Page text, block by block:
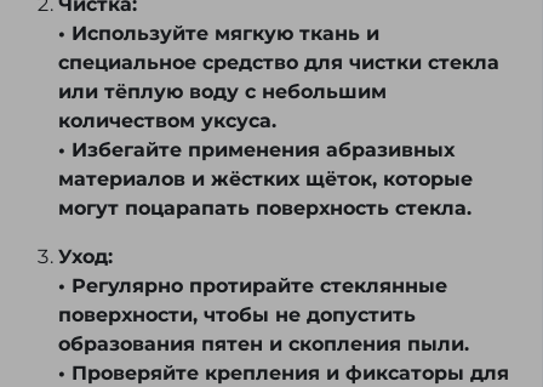
• Используйте мягкую ткань и
специальное средство для чистки стекла
или тёплую воду с небольшим
количеством уксуса.
• Избегайте применения абразивных
материалов и жёстких щёток, которые
могут поцарапать поверхность стекла.
Уход:
• Регулярно протирайте стеклянные
поверхности, чтобы не допустить
образования пятен и скопления пыли.
• Проверяйте крепления и фиксаторы для